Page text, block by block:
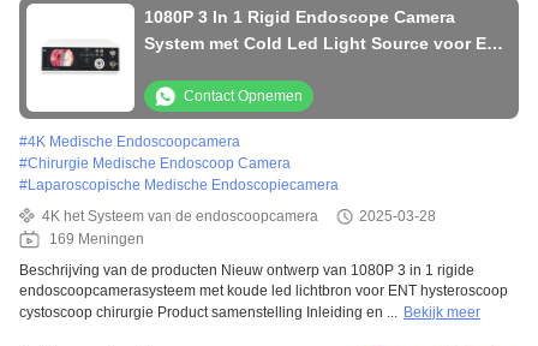
1080P 3 In 1 Rigid Endoscope Camera
System met Cold Led Light Source voor ENT
250V Contact Opnemen
#4K Medische Endoscoopcamera
#Chirurgie Medische Endoscoop Camera
#Laparoscopische Medische Endoscopiecamera
4K het Systeem van de endoscoopcamera
2025-03-28
169 Meningen
Beschrijving van de producten Nieuw ontwerp van 1080P 3 in 1 rigide
endoscoopcamerasysteem met koude led lichtbron voor ENT hysteroscoop
cystoscoop chirurgie Product samenstelling Inleiding en ... Bekijk meer